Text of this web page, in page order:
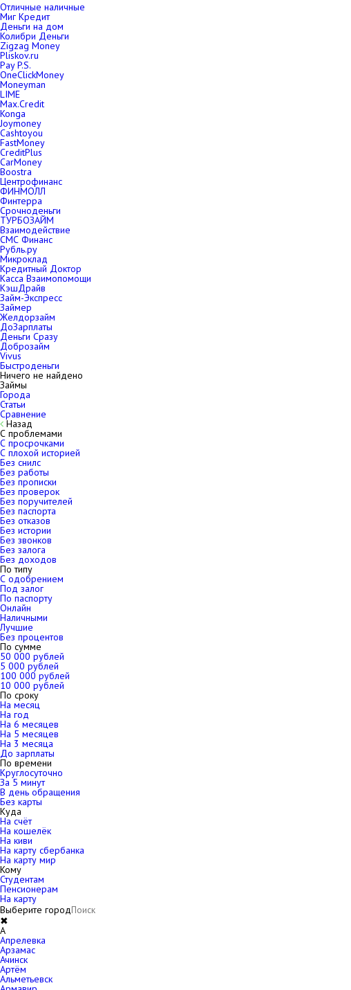
Отличные наличные
Миг Кредит
Деньги на дом
Колибри Деньги
Zigzag Money
Pliskov.ru
Pay P.S.
OneClickMoney
Moneyman
LIME
Max.Credit
Konga
Joymoney
Cashtoyou
FastMoney
CreditPlus
CarMoney
Boostra
Центрофинанс
ФИНМОЛЛ
Финтерра
Срочноденьги
ТУРБОЗАЙМ
Взаимодействие
СМС Финанс
Рубль.ру
Микроклад
Кредитный Доктор
Касса Взаимопомощи
КэшДрайв
Займ-Экспресс
Займер
Желдорзайм
ДоЗарплаты
Деньги Сразу
Доброзайм
Vivus
Быстроденьги
Ничего не найдено
Займы
Города
Статьи
Сравнение
Назад
С проблемами
С просрочками
С плохой историей
Без снилс
Без работы
Без прописки
Без проверок
Без поручителей
Без паспорта
Без отказов
Без истории
Без звонков
Без залога
Без доходов
По типу
С одобрением
Под залог
По паспорту
Онлайн
Наличными
Лучшие
Без процентов
По сумме
50 000 рублей
5 000 рублей
100 000 рублей
10 000 рублей
По сроку
На месяц
На год
На 6 месяцев
На 5 месяцев
На 3 месяца
До зарплаты
По времени
Круглосуточно
За 5 минут
В день обращения
Без карты
Куда
На счёт
На кошелёк
На киви
На карту сбербанка
На карту мир
Кому
Студентам
Пенсионерам
На карту
Выберите город
✖
A
Апрелевка
Арзамас
Ачинск
Артём
Альметьевск